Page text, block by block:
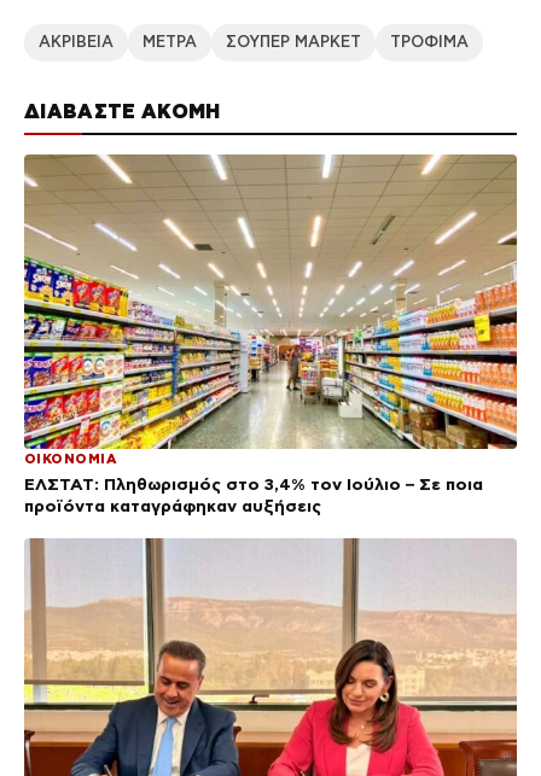
ΔΙΑΒΑΣΤΕ ΑΚΟΜΗ
ΟΙΚΟΝΟΜΙΑ
ΕΛΣΤΑΤ: Πληθωρισμός στο 3,4% τον Ιούλιο – Σε ποια
προϊόντα καταγράφηκαν αυξήσεις
ΑΚΡΙΒΕΙΑ ΜΕΤΡΑ ΣΟΥΠΕΡ ΜΑΡΚΕΤ ΤΡΟΦΙΜΑ